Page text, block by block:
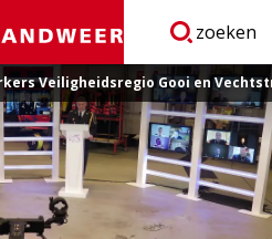
Brandweer zoeken
Veiligheidsregio Gooi en